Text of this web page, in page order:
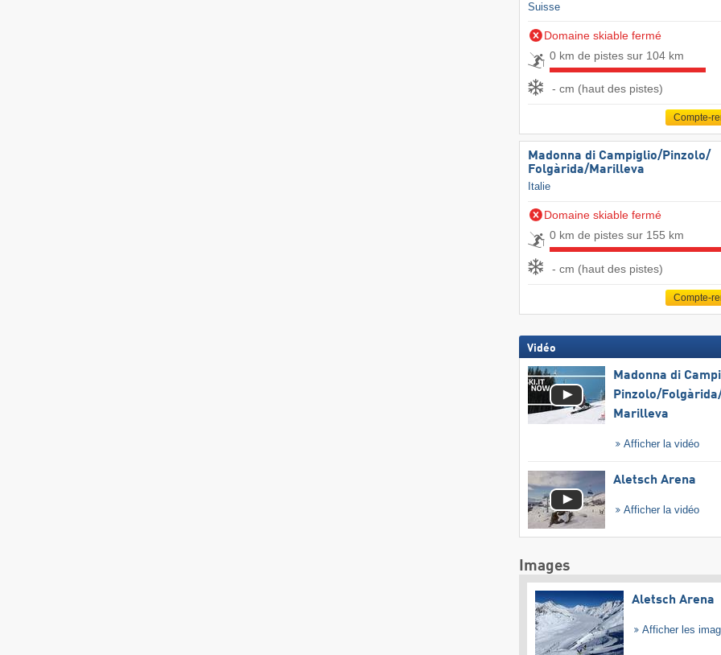
Suisse
Domaine skiable fermé
0 km de pistes sur 104 km
- cm (haut des pistes)
Compte-
Madonna di Campiglio/​Pinzolo/​
Folgàrida/​Marilleva
Italie
Domaine skiable fermé
0 km de pistes sur 155 km
- cm (haut des pistes)
Compte-
Vidéo
Madonna di
Pinzolo/​
Marilleva
Afficher la vidéo
Aletsch Arena
Afficher la vidéo
Images
Aletsch Arena
Afficher les